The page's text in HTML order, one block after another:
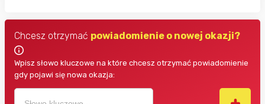
Chcesz otrzymać powiadomienie o nowej okazji?
Wpisz słowo kluczowe na które chcesz otrzymać powiadomienie
gdy pojawi się nowa okazja: